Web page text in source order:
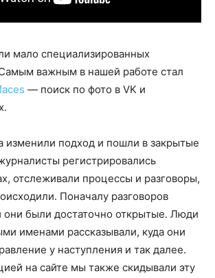
мало специализированных
важным в нашей работе стал
— поиск по фото в VK и
изменили подход и пошли в закрытые
регистрировались
отслеживали процессы и разговоры,
Поначалу разговоров
они были достаточно открытые. Люди
именами рассказывали, куда они
у наступления и так далее.
на сайте мы также скидывали эту